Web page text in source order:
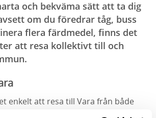
och bekväma sätt att ta dig
om du föredrar tåg, buss
flera färdmedel, finns det
att resa kollektivt till och
enkelt att resa till Vara från både